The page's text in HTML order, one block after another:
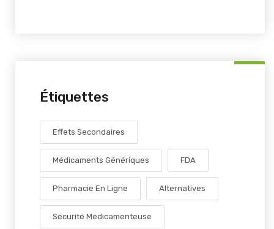
Étiquettes
Effets Secondaires
Médicaments Génériques FDA
Pharmacie En Ligne Alternatives
Sécurité Médicamenteuse